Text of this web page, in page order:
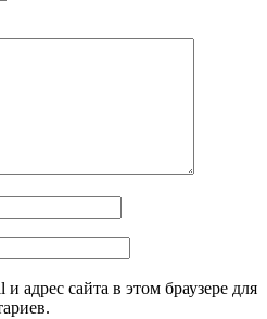
адрес сайта в этом браузере для